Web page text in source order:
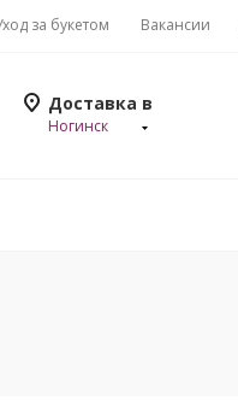
за букетом Вакансии
Доставка в
Ногинск